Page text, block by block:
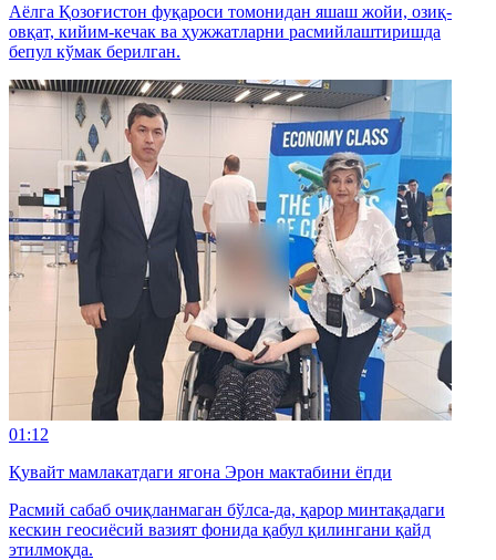
Аёлга Қозоғистон фуқароси томонидан яшаш жойи, озиқ-
овқат, кийим-кечак ва ҳужжатларни расмийлаштиришда
бепул кўмак берилган.
01:12
Қувайт мамлакатдаги ягона Эрон мактабини ёпди
Расмий сабаб очиқланмаган бўлса-да, қарор минтақадаги
кескин геосиёсий вазият фонида қабул қилингани қайд
этилмоқда.